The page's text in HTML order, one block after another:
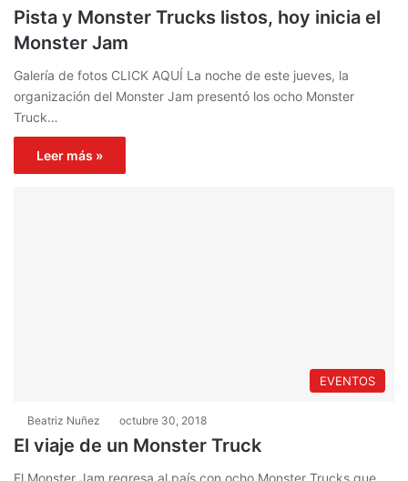
Pista y Monster Trucks listos, hoy inicia el
Monster Jam
Galería de fotos CLICK AQUÍ La noche de este jueves, la
organización del Monster Jam presentó los ocho Monster
Truck…
Leer más »
EVENTOS
Beatriz Nuñez octubre 30, 2018
El viaje de un Monster Truck
El Monster Jam regresa al país con ocho Monster Trucks que